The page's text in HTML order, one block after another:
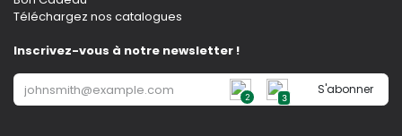
Téléchargez nos catalogues
Inscrivez-vous à notre newsletter !
2 3
S'abonner